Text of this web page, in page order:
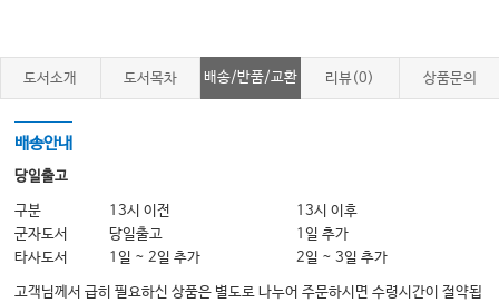
20. Periodontal Risk and Prognosis
22. Periodontal Treatment in Medically Compromised Patients
23. Periodontal Treatment of Older Adults
24. Periodontal Treatment of Female Patients
25. Treatment of Acute Gingival and Periodontal Conditions
도서소개 도서목차 배송/반품/교환 리뷰(0) 상품문의
배송안내
당일출고
구분 13시 이전
13시 이후
군자도서
당일출고
1일 추가
타사도서
1일 ~ 2일 추가 2일 ~ 3일 추가
고객님께서 급히 필요하신 상품은 별도로 나누어 주문하시면 수령시간이 절약됩